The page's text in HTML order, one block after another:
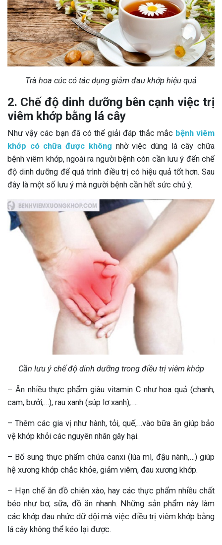
Trà hoa cúc có tác dụng giảm đau khớp hiệu quả
2. Chế độ dinh dưỡng bên cạnh việc trị
viêm khớp bằng lá cây
Như vậy các bạn đã có thể giải đáp thắc mắc bệnh viêm
khớp có chữa được không nhờ việc dùng lá cây chữa
bệnh viêm khớp, ngoài ra người bệnh còn cần lưu ý đến chế
độ dinh dưỡng để quá trình điều trị có hiệu quả tốt hơn. Sau
đây là một số lưu ý mà người bệnh cần hết sức chú ý.
Cần lưu ý chế độ dinh dưỡng trong điều trị viêm khớp
– Ăn nhiều thực phẩm giàu vitamin C như hoa quả (chanh,
cam, bưởi,…), rau xanh (súp lơ xanh),….
– Thêm các gia vị như hành, tỏi, quế,…vào bữa ăn giúp bảo
vệ khớp khỏi các nguyên nhân gây hại.
– Bổ sung thực phẩm chứa canxi (lúa mì, đậu nành,…) giúp
hệ xương khớp chắc khỏe, giảm viêm, đau xương khớp.
– Hạn chế ăn đồ chiên xào, hay các thực phẩm nhiều chất
béo như bơ, sữa, đồ ăn nhanh. Những sản phẩm này làm
các khớp đau nhức dữ dội mà việc điều trị viêm khớp bằng
lá cây không thể kéo lại được.